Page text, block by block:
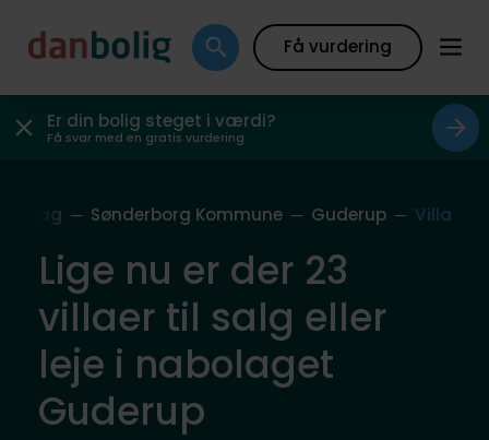
Få vurdering
Er din bolig steget i værdi?
Få svar med en gratis vurdering
Sønderborg Kommune Guderup Villa
Lige nu er der 23
villaer til salg eller
leje i nabolaget
Guderup